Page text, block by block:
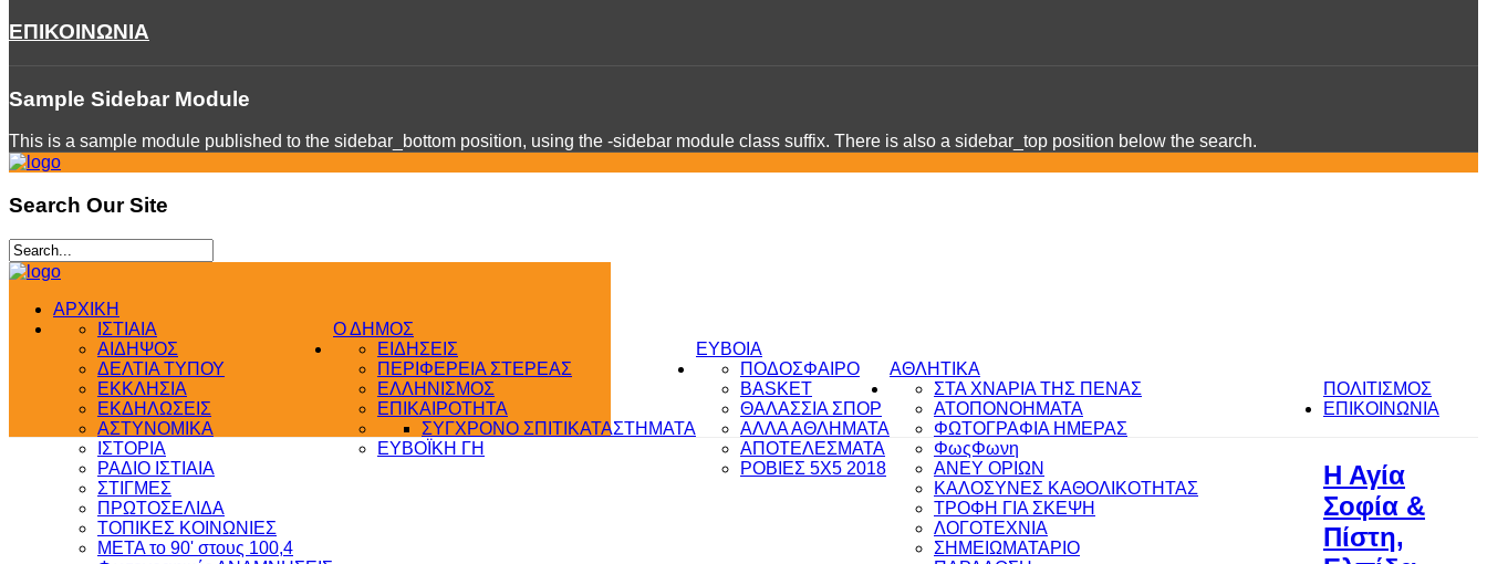
ΕΠΙΚΟΙΝΩΝΙΑ
Sample Sidebar Module
This is a sample module published to the sidebar_bottom position, using the -sidebar module class suffix. There is also a sidebar_top position below the search.
Search Our Site
ΑΡΧΙΚΗ
Ο ΔΗΜΟΣ
ΙΣΤΙΑΙΑ
ΑΙΔΗΨΟΣ
ΔΕΛΤΙΑ ΤΥΠΟΥ
ΕΚΚΛΗΣΙΑ
ΕΚΔΗΛΩΣΕΙΣ
ΑΣΤΥΝΟΜΙΚΑ
ΙΣΤΟΡΙΑ
ΡΑΔΙΟ ΙΣΤΙΑΙΑ
ΣΤΙΓΜΕΣ
ΠΡΩΤΟΣΕΛΙΔΑ
ΤΟΠΙΚΕΣ ΚΟΙΝΩΝΙΕΣ
ΜΕΤΑ το 90' στους 100,4
ΕΥΒΟΙΑ
ΕΙΔΗΣΕΙΣ
ΠΕΡΙΦΕΡΕΙΑ ΣΤΕΡΕΑΣ
ΕΛΛΗΝΙΣΜΟΣ
ΕΠΙΚΑΙΡΟΤΗΤΑ
ΚΑΤΑΣΤΗΜΑΤΑ
ΣΥΓΧΡΟΝΟ ΣΠΙΤΙ
ΕΥΒΟΪΚΗ ΓΗ
ΑΘΛΗΤΙΚΑ
ΠΟΔΟΣΦΑΙΡΟ
BASKET
ΘΑΛΑΣΣΙΑ ΣΠΟΡ
ΑΛΛΑ ΑΘΛΗΜΑΤΑ
ΑΠΟΤΕΛΕΣΜΑΤΑ
ΡΟΒΙΕΣ 5Χ5 2018
ΠΟΛΙΤΙΣΜΟΣ
ΣΤΑ ΧΝΑΡΙΑ ΤΗΣ ΠΕΝΑΣ
ΑΤΟΠΟΝΟΗΜΑΤΑ
ΦΩΤΟΓΡΑΦΙΑ ΗΜΕΡΑΣ
ΦωςΦωνη
ANEY ΟΡΙΩΝ
ΚΑΛΟΣΥΝΕΣ ΚΑΘΟΛΙΚΟΤΗΤΑΣ
ΤΡΟΦΗ ΓΙΑ ΣΚΕΨΗ
ΛΟΓΟΤΕΧΝΙΑ
ΣΗΜΕΙΩΜΑΤΑΡΙΟ
ΕΠΙΚΟΙΝΩΝΙΑ
Η Αγία
Σοφία &
Πίστη,